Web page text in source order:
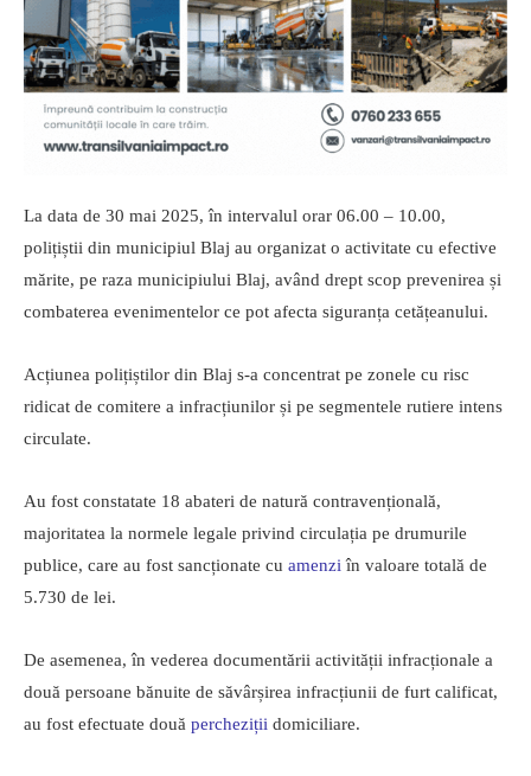
La data de 30 mai 2025, în intervalul orar 06.00 – 10.00,
polițiștii din municipiul Blaj au organizat o activitate cu efective
mărite, pe raza municipiului Blaj, având drept scop prevenirea și
combaterea evenimentelor ce pot afecta siguranța cetățeanului.
Acțiunea polițiștilor din Blaj s-a concentrat pe zonele cu risc
ridicat de comitere a infracțiunilor și pe segmentele rutiere intens
circulate.
Au fost constatate 18 abateri de natură contravențională,
majoritatea la normele legale privind circulația pe drumurile
publice, care au fost sancționate cu amenzi în valoare totală de
5.730 de lei.
De asemenea, în vederea documentării activității infracționale a
două persoane bănuite de săvârșirea infracțiunii de furt calificat,
au fost efectuate două percheziții domiciliare.